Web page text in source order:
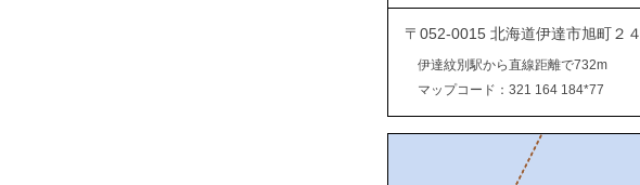
〒052-0015 北海道伊達市旭町２４
伊達紋別駅から直線距離で732m
マップコード：321 164 184*77